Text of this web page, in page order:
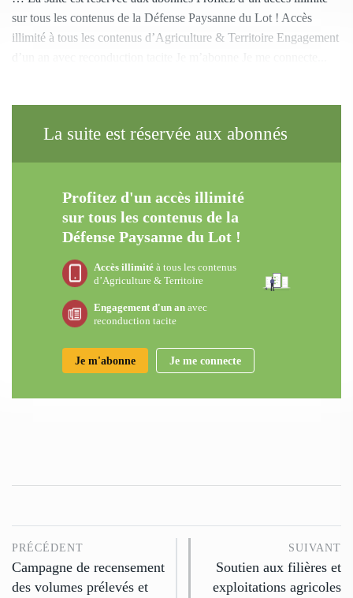
sur tous les contenus de la Défense Paysanne du Lot ! Accès
illimité à tous les contenus d’Agriculture & Territoire Engagement
La suite est réservée aux abonnés
Profitez d'un accès illimité
sur tous les contenus de la
Défense Paysanne du Lot !
Accès illimité à tous les contenus
d’Agriculture & Territoire
Engagement d'un an avec
reconduction tacite
Je m'abonne Je me connecte
PRÉCÉDENT
Campagne de recensement
des volumes prélevés et
SUIVANT
Soutien aux filières et
exploitations agricoles